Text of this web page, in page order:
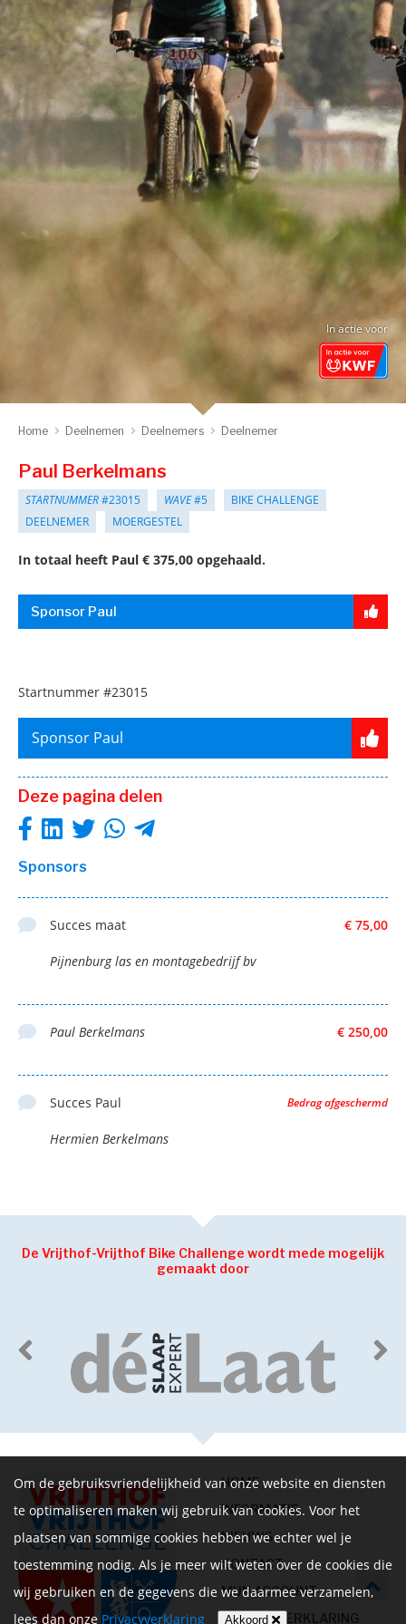
In actie voor
Home Deelnemen Deelnemers Deelnemer
Paul Berkelmans
STARTNUMMER#23015 WAVE#5
BIKE CHALLENGE
DEELNEMER
MOERGESTEL
In totaal heeft Paul € 375,00 opgehaald.
Sponsor Paul
Startnummer #23015
Sponsor Paul
Deze pagina delen
Sponsors
€ 75,00
Succes maat
Pijnenburg las en montagebedrijf bv
€ 250,00
Paul Berkelmans
Bedrag afgeschermd
Succes Paul
Hermien Berkelmans
De Vrijthof-Vrijthof Bike Challenge wordt mede mogelijk
gemaakt door
HOME
INFORMATIE
NIEUWS
CONTACT
MIJN ACCOUNT
PRIVACYVERKLARING
Om de gebruiksvriendelijkheid van onze website en diensten
te optimaliseren maken wij gebruik van cookies. Voor het
plaatsen van sommige cookies hebben we echter wel je
toestemming nodig. Als je meer wilt weten over de cookies die
wij gebruiken en de gegevens die we daarmee verzamelen,
lees dan onze Privacyverklaring Akkoord